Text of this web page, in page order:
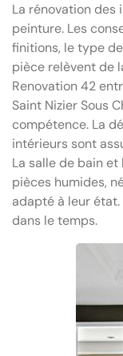
La rénovation des
peinture. Les
finitions, le type
pièce relèvent de
Renovation 42
Saint Nizier Sous
compétence. La
intérieurs sont
La salle de bain
pièces humides,
adapté à leur
dans le temps.